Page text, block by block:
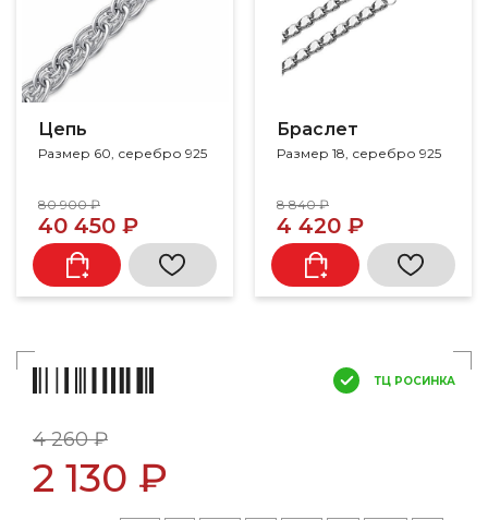
Цепь
Размер 60, серебро 925
80 900 ₽
40 450 ₽
Браслет
Размер 18, серебро 925
8 840 ₽
4 420 ₽
ТЦ РОСИНКА
4 260 ₽
2 130 ₽